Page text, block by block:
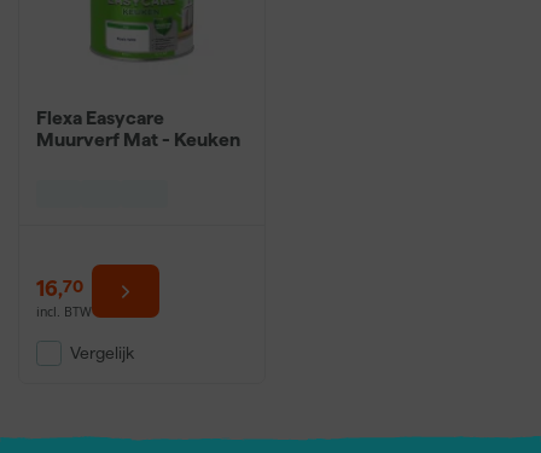
Flexa Easycare
Muurverf Mat - Keuken
16,70
incl. BTW
Vergelijk